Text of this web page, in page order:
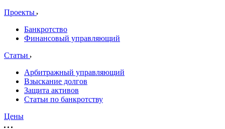
Проекты
Банкротство
Финансовый управляющий
Статьи
Арбитражный управляющий
Взыскание долгов
Защита активов
Статьи по банкротству
Цены